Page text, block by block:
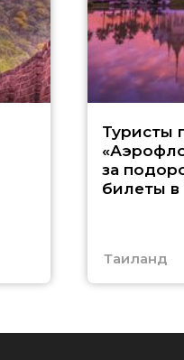
Туристы
за
билеты в
Таиланд